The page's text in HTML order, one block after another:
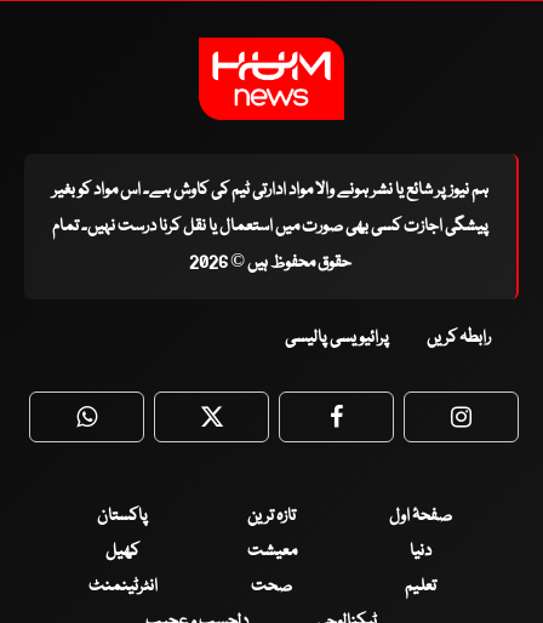
ہم نیوز پر شائع یا نشر ہونے والا مواد ادارتی ٹیم کی کاوش ہے۔ اس مواد کو بغیر
پیشگی اجازت کسی بھی صورت میں استعمال یا نقل کرنا درست نہیں۔ تمام
حقوق محفوظ ہیں © 2026
رابطہ کریں پرائیویسی پالیسی
WhatsApp Twitter Facebook
صفحۂ اول تازہ ترین
پاکستان
دنیا
معیشت
کھیل
تعلیم
صحت
انٹرٹینمنٹ